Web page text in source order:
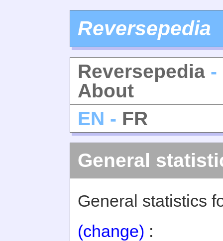
Reversepedia
Reversepedia -
About
EN - FR
General
General statistics
(change) :